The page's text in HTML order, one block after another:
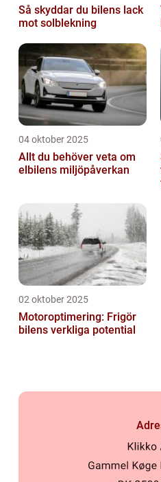
Så skyddar du bilens lack
mot solblekning
04 oktober 2025
Allt du behöver veta om
elbilens miljöpåverkan
02 oktober 2025
Motoroptimering: Frigör
bilens verkliga potential